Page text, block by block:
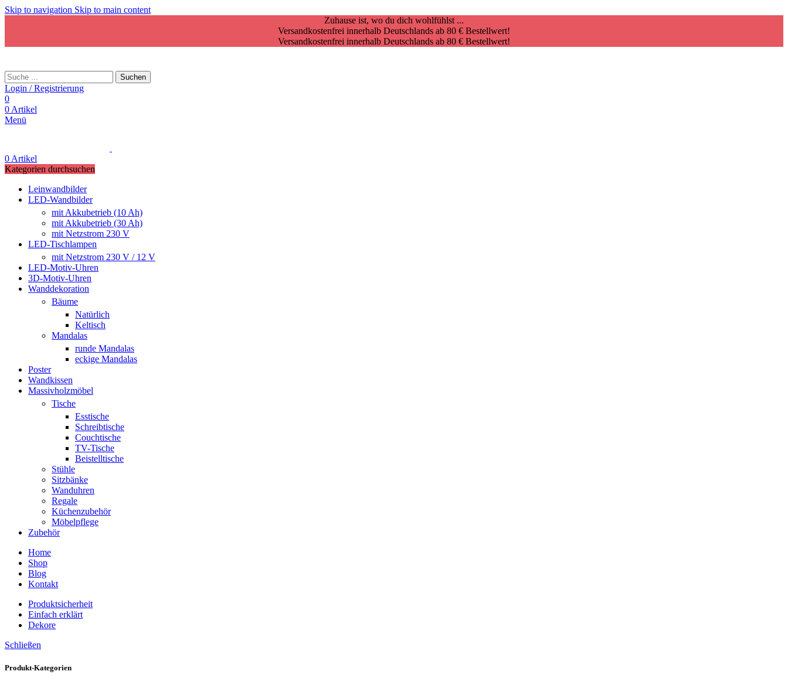
Skip to navigation Skip to main content
Zuhause ist, wo du dich wohlfühlst ...
Versandkostenfrei innerhalb Deutschlands ab 80 € Bestellwert!
Versandkostenfrei innerhalb Deutschlands ab 80 € Bestellwert!
Suchen
Login / Registrierung
0
0 Artikel
Menü
0 Artikel
Kategorien durchsuchen
Leinwandbilder
LED-Wandbilder
mit Akkubetrieb (10 Ah)
mit Akkubetrieb (30 Ah)
mit Netzstrom 230 V
LED-Tischlampen
mit Netzstrom 230 V / 12 V
LED-Motiv-Uhren
3D-Motiv-Uhren
Wanddekoration
Bäume
Natürlich
Keltisch
Mandalas
runde Mandalas
eckige Mandalas
Poster
Wandkissen
Massivholzmöbel
Tische
Esstische
Schreibtische
Couchtische
TV-Tische
Beistelltische
Stühle
Sitzbänke
Wanduhren
Regale
Küchenzubehör
Möbelpflege
Zubehör
Home
Shop
Blog
Kontakt
Produktsicherheit
Einfach erklärt
Dekore
Schließen
Produkt-Kategorien